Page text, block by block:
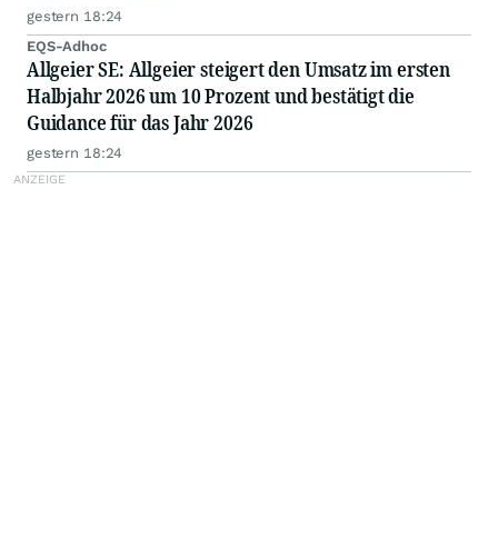
gestern 18:24
EQS-Adhoc
Allgeier SE: Allgeier steigert den Umsatz im ersten
Halbjahr 2026 um 10 Prozent und bestätigt die
Guidance für das Jahr 2026
gestern 18:24